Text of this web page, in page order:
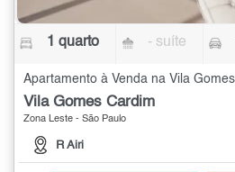
1 quarto - suíte
Vila Gomes Cardim
Zona Leste - São Paulo
R Airi